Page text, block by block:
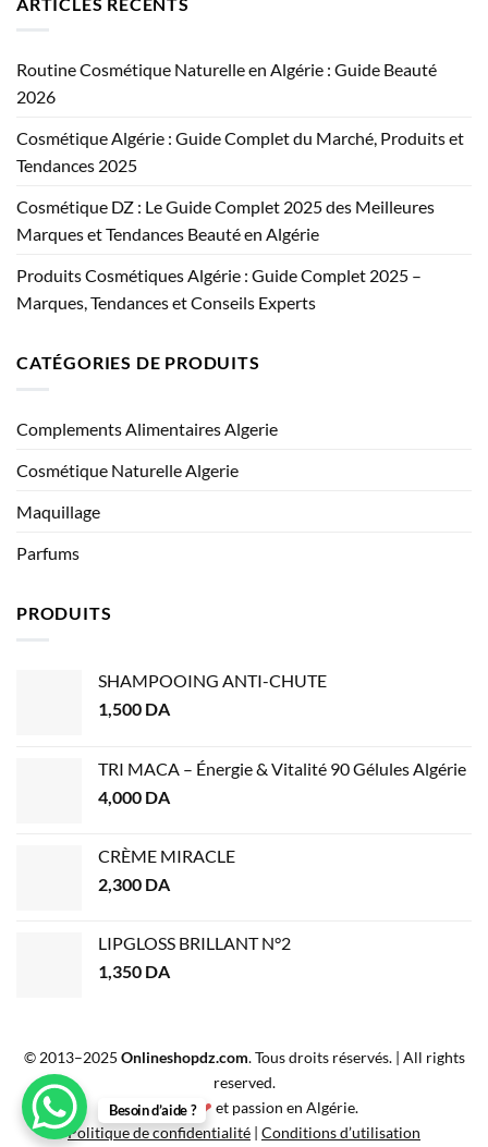
Routine Cosmétique Naturelle en Algérie : Guide Beauté
2026
Cosmétique Algérie : Guide Complet du Marché, Produits et
Tendances 2025
Cosmétique DZ : Le Guide Complet 2025 des Meilleures
Marques et Tendances Beauté en Algérie
Produits Cosmétiques Algérie : Guide Complet 2025 –
Marques, Tendances et Conseils Experts
CATÉGORIES DE PRODUITS
Complements Alimentaires Algerie
Cosmétique Naturelle Algerie
Maquillage
Parfums
PRODUITS
SHAMPOOING ANTI-CHUTE
1,500 DA
TRI MACA – Énergie & Vitalité 90 Gélules Algérie
4,000 DA
CRÈME MIRACLE
2,300 DA
LIPGLOSS BRILLANT N°2
1,350 DA
© 2013–2025 Onlineshopdz.com. Tous droits réservés. | All rights
reserved.
Créé avec ❤ et passion en Algérie.
Politique de confidentialité | Conditions d’utilisation
Besoin d’aide ?